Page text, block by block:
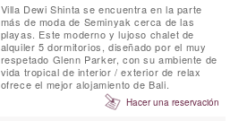
Villa Dewi Shinta se encuentra en la parte
más de moda de Seminyak cerca de las
playas. Este moderno y lujoso chalet de
alquiler 5 dormitorios, diseñado por el muy
respetado Glenn Parker, con su ambiente de
vida tropical de interior / exterior de relax
ofrece el mejor alojamiento de Bali.
Hacer una reservación